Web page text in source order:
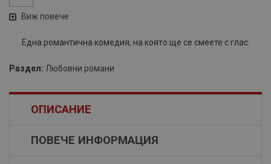
Виж повече
Eдна романтична комедия, на която ще се смеете с глас.
Раздел: Любовни романи
ОПИСАНИЕ
ПОВЕЧЕ ИНФОРМАЦИЯ